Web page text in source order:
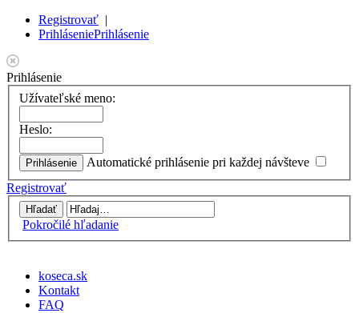
Registrovať |
PrihláseniePrihlásenie
Prihlásenie
Užívateľské meno:
Heslo:
Automatické prihlásenie pri každej návšteve
Registrovať
Pokročilé hľadanie
koseca.sk
Kontakt
FAQ